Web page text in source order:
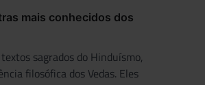
mais conhecidos dos
sagrados do Hinduísmo,
filosófica dos Vedas. Eles